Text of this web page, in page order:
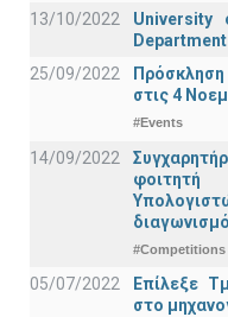
13/10/2022
25/09/2022
Πρόσκληση
στις 4
#Events
14/09/2022
#Competitions
05/07/2022
Επίλεξε
στο